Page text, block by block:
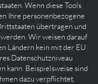
Wenn diese Tools
Ihre personenbezogene
übertragen und
Wir weisen darauf
Ländern kein mit der EU
Datenschutzniveau
kann. Beispielsweise sind
dazu verpflichtet,